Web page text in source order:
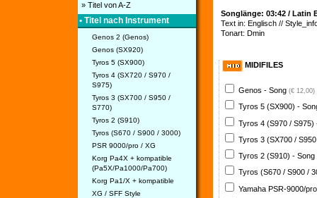
» Titel von A-Z
• Titel nach Instrument
Genos 2 (Genos)
Genos (SX920)
Tyros 5 (SX900)
Tyros 4 (SX720 / S970 /
S975)
Tyros 3 (SX700 / S950 /
S770)
Tyros 2 (S910)
Tyros (S670 / S900 / 3000)
PSR 9000/pro / XG
Korg Pa4X + kompatible
(Pa5X/Pa1000/Pa700)
Korg Pa1/X + kompatible
XG / SFF Style
Songlänge: 03:42 / Latin
Text in: Englisch //
Tonart: Dmin
MIDIFILES
Genos - Song (€ 12,00)
Tyros 5 (SX900) -
Tyros 4 (S970 /
Tyros 3 (SX700 /
Tyros 2 (S910) - Song
Tyros (S670 / S900 /
Yamaha PSR-9000/